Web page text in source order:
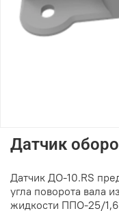
Датчик
Датчик ДО-10.RS
угла поворота вала
жидкости ППО-25/